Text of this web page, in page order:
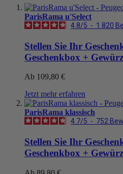
ParisRama u'Select
4.8/5 - 1.820
Stellen Sie Ihr
Geschenkbox +
Ab 109,80 €
Jetzt mehr erfahren
ParisRama klassisch
4.7/5 - 752
Stellen Sie Ihr
Geschenkbox +